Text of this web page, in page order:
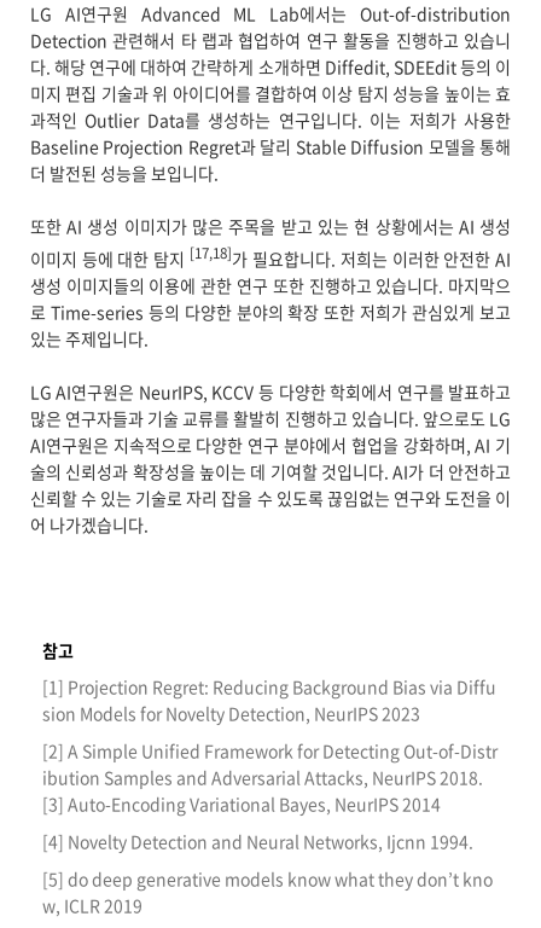
LG AI연구원 Advanced ML Lab에서는 Out-of-distribution
Detection 관련해서 타 랩과 협업하여 연구 활동을 진행하고 있습니
다. 해당 연구에 대하여 간략하게 소개하면 Diffedit, SDEEdit 등의 이
미지 편집 기술과 위 아이디어를 결합하여 이상 탐지 성능을 높이는 효
과적인 Outlier Data를 생성하는 연구입니다. 이는 저희가 사용한
Baseline Projection Regret과 달리 Stable Diffusion 모델을 통해
더 발전된 성능을 보입니다.
또한 AI 생성 이미지가 많은 주목을 받고 있는 현 상황에서는 AI 생성
이미지 등에 대한 탐지 [17,18]가 필요합니다. 저희는 이러한 안전한 AI
생성 이미지들의 이용에 관한 연구 또한 진행하고 있습니다. 마지막으
로 Time-series 등의 다양한 분야의 확장 또한 저희가 관심있게 보고
있는 주제입니다.
LG AI연구원은 NeurIPS, KCCV 등 다양한 학회에서 연구를 발표하고
많은 연구자들과 기술 교류를 활발히 진행하고 있습니다. 앞으로도 LG
AI연구원은 지속적으로 다양한 연구 분야에서 협업을 강화하며, AI 기
술의 신뢰성과 확장성을 높이는 데 기여할 것입니다. AI가 더 안전하고
신뢰할 수 있는 기술로 자리 잡을 수 있도록 끊임없는 연구와 도전을 이
어 나가겠습니다.
참고
[1] Projection Regret: Reducing Background Bias via Diffu
sion Models for Novelty Detection, NeurIPS 2023
[2] A Simple Unified Framework for Detecting Out-of-Distr
ibution Samples and Adversarial Attacks, NeurIPS 2018.
[3] Auto-Encoding Variational Bayes, NeurIPS 2014
[4] Novelty Detection and Neural Networks, Ijcnn 1994.
[5] do deep generative models know what they don’t kno
w, ICLR 2019